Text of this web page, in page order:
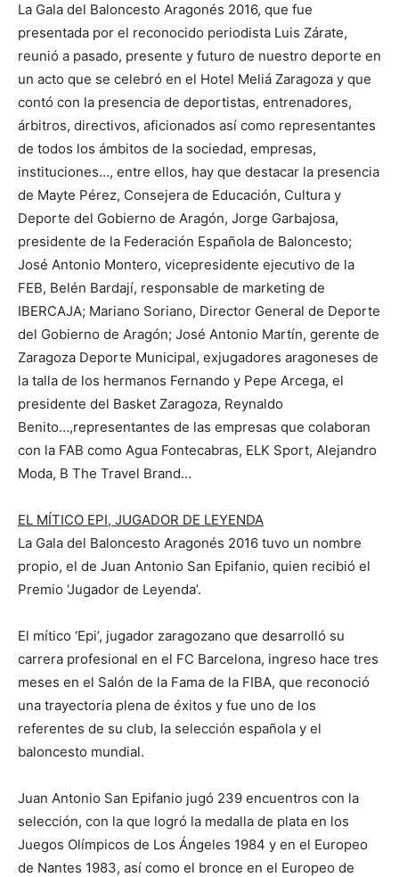
La Gala del Baloncesto Aragonés 2016, que fue
presentada por el reconocido periodista Luis Zárate,
reunió a pasado, presente y futuro de nuestro deporte en
un acto que se celebró en el Hotel Meliá Zaragoza y que
contó con la presencia de deportistas, entrenadores,
árbitros, directivos, aficionados así como representantes
de todos los ámbitos de la sociedad, empresas,
instituciones…, entre ellos, hay que destacar la presencia
de Mayte Pérez, Consejera de Educación, Cultura y
Deporte del Gobierno de Aragón, Jorge Garbajosa,
presidente de la Federación Española de Baloncesto;
José Antonio Montero, vicepresidente ejecutivo de la
FEB, Belén Bardají, responsable de marketing de
IBERCAJA; Mariano Soriano, Director General de Deporte
del Gobierno de Aragón; José Antonio Martín, gerente de
Zaragoza Deporte Municipal, exjugadores aragoneses de
la talla de los hermanos Fernando y Pepe Arcega, el
presidente del Basket Zaragoza, Reynaldo
Benito…,representantes de las empresas que colaboran
con la FAB como Agua Fontecabras, ELK Sport, Alejandro
Moda, B The Travel Brand…
EL MÍTICO EPI, JUGADOR DE LEYENDA
La Gala del Baloncesto Aragonés 2016 tuvo un nombre
propio, el de Juan Antonio San Epifanio, quien recibió el
Premio ‘Jugador de Leyenda’.
El mítico ‘Epi’, jugador zaragozano que desarrolló su
carrera profesional en el FC Barcelona, ingreso hace tres
meses en el Salón de la Fama de la FIBA, que reconoció
una trayectoria plena de éxitos y fue uno de los
referentes de su club, la selección española y el
baloncesto mundial.
Juan Antonio San Epifanio jugó 239 encuentros con la
selección, con la que logró la medalla de plata en los
Juegos Olímpicos de Los Ángeles 1984 y en el Europeo
de Nantes 1983, así como el bronce en el Europeo de